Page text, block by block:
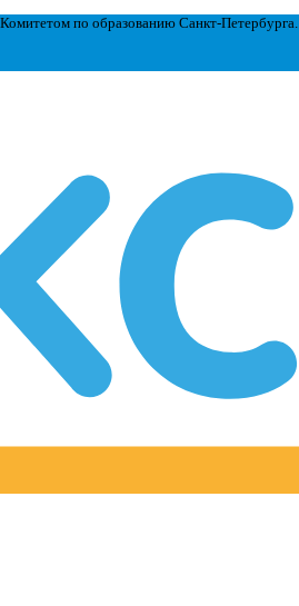
по образованию Санкт-Петербурга.